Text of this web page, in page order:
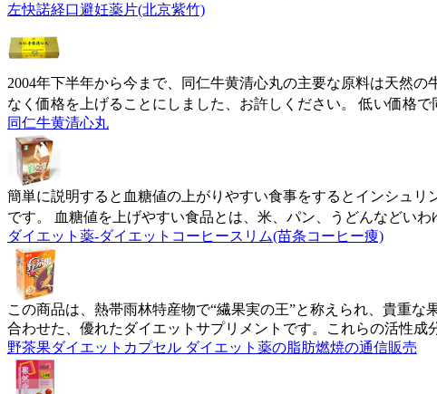
左快諾経口避妊薬片(北京紫竹)
2004年下半年から今まで、同仁牛黄清心丸の主要な原料は天然
なく価格を上げることにしました、お許しください。 低い価格
同仁牛黄清心丸
簡単に説明すると血糖値の上がりやすい食事をするとインシュ
です。 血糖値を上げやすい食品とは、米、パン、うどんなどい
ダイエット薬-ダイエットコーヒースリム(苗条コーヒー痩)
この商品は、熱帯雨林特産物で“繊果実の王”と称えられ、貴重
合わせた、優れたダイエットサプリメントです。これらの活性成
野茶果ダイエットカプセル ダイエット薬の脂肪燃焼の通信販売